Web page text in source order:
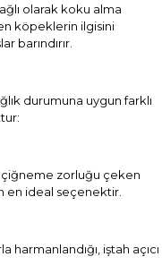
olarak koku alma
köpeklerin ilgisini
barındırır.
durumuna uygun farklı
çiğneme zorluğu çeken
en ideal seçenektir.
harmanlandığı, iştah açıcı